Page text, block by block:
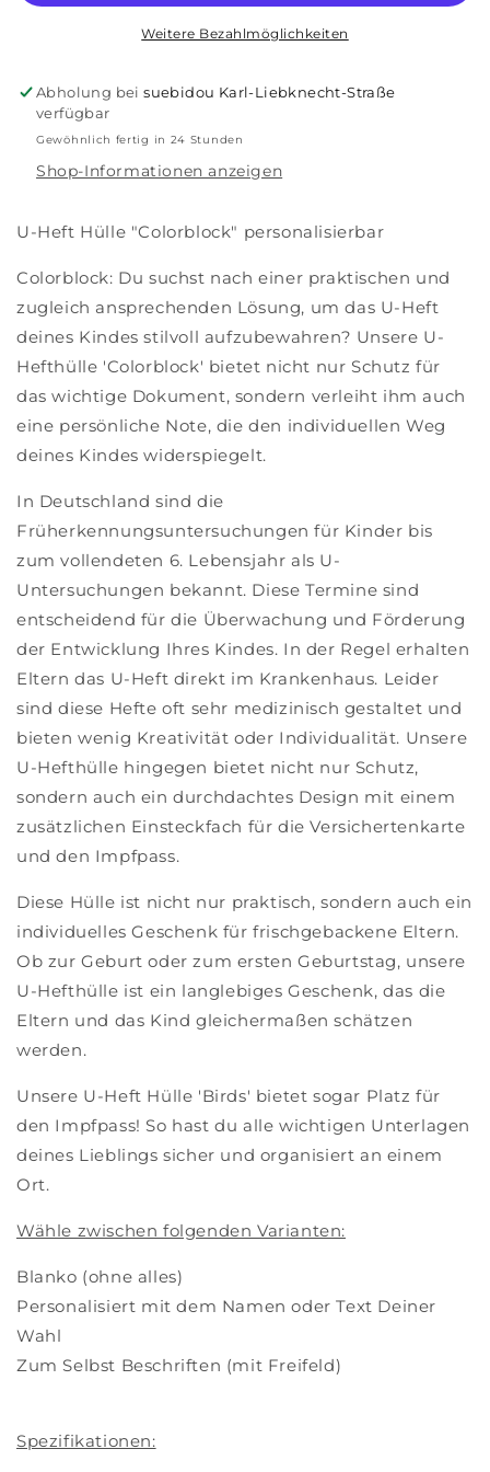
Weitere Bezahlmöglichkeiten
Abholung beisuebidou Karl-Liebknecht-Straße
verfügbar
Gewöhnlich fertig in 24 Stunden
Shop-Informationen anzeigen
U-Heft Hülle "Colorblock" personalisierbar
Colorblock: Du suchst nach einer praktischen und
zugleich ansprechenden Lösung, um das U-Heft
deines Kindes stilvoll aufzubewahren? Unsere U-
Hefthülle 'Colorblock' bietet nicht nur Schutz für
das wichtige Dokument, sondern verleiht ihm auch
eine persönliche Note, die den individuellen Weg
deines Kindes widerspiegelt.
In Deutschland sind die
Früherkennungsuntersuchungen für Kinder bis
zum vollendeten 6. Lebensjahr als U-
Untersuchungen bekannt. Diese Termine sind
entscheidend für die Überwachung und Förderung
der Entwicklung Ihres Kindes. In der Regel erhalten
Eltern das U-Heft direkt im Krankenhaus. Leider
sind diese Hefte oft sehr medizinisch gestaltet und
bieten wenig Kreativität oder Individualität. Unsere
U-Hefthülle hingegen bietet nicht nur Schutz,
sondern auch ein durchdachtes Design mit einem
zusätzlichen Einsteckfach für die Versichertenkarte
und den Impfpass.
Diese Hülle ist nicht nur praktisch, sondern auch ein
individuelles Geschenk für frischgebackene Eltern.
Ob zur Geburt oder zum ersten Geburtstag, unsere
U-Hefthülle ist ein langlebiges Geschenk, das die
Eltern und das Kind gleichermaßen schätzen
werden.
Unsere U-Heft Hülle 'Birds' bietet sogar Platz für
den Impfpass! So hast du alle wichtigen Unterlagen
deines Lieblings sicher und organisiert an einem
Ort.
Wähle zwischen folgenden Varianten:
Blanko (ohne alles)
Personalisiert mit dem Namen oder Text Deiner
Wahl
Zum Selbst Beschriften (mit Freifeld)
Spezifikationen: